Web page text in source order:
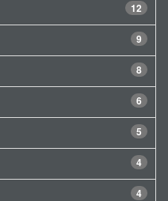
12
9
8
6
5
4
4